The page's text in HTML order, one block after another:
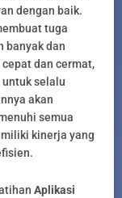
dengan baik.
tuga
banyak dan
dan cermat,
selalu
akan
semua
kinerja yang
Aplikasi